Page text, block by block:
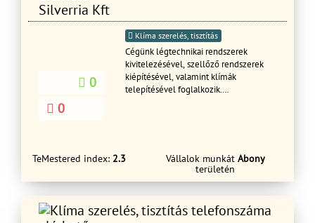
Silverria Kft
0
0
Klíma szerelés, tisztítás
Cégünk légtechnikai rendszerek
kivitelezésével, szellőző rendszerek
kiépítésével, valamint klímák
telepítésével foglalkozik.
Budapest (belváros kivételével) és
annak 120 km-es körzetében, pl.: Pest
részei, Heves vármegye egyes részei.
Kiszállási területek (hosszú távú munka
TeMestered index: 2.3 Vállalok munkát Abony
területén